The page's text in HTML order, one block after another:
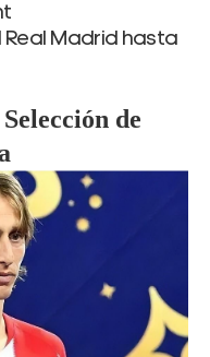
Madrid hasta
de